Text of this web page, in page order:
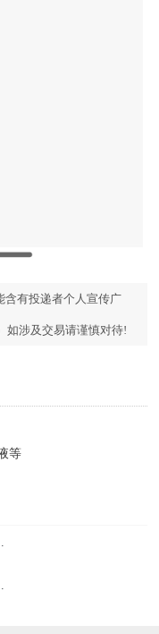
含有投递者个人宣传广
如涉及交易请谨慎对待!
等